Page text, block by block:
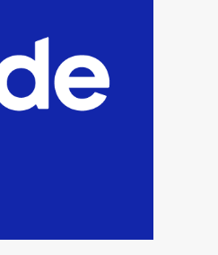
evadir a
fueron
por
de
en la tarde del